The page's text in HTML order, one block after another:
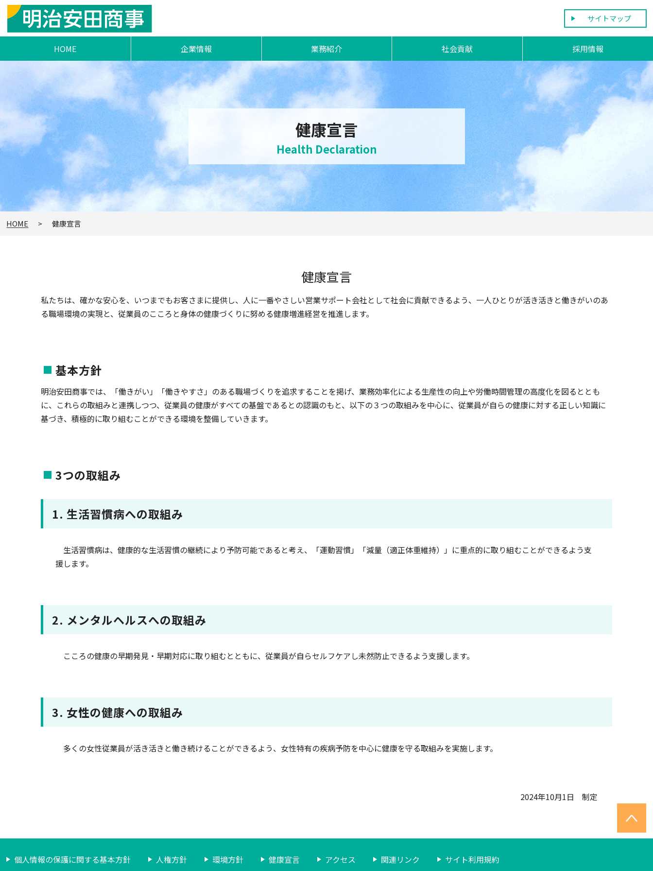
サイトマップ
HOME
企業情報
ご挨拶
明治安田商事フィロソフィー
事業活動とSDGs
業務紹介
斡旋販売業務
印刷コンサルティング業務
イベント業務
品質・リスク管理業務
社会貢献 採用情報
健康宣言
Health Declaration
HOME 健康宣言
健康宣言
私たちは、確かな安心を、いつまでもお客さまに提供し、人に一番やさしい営業サポート会社として社会に貢献できるよう、一人ひとりが活き活きと働きがいのあ
る職場環境の実現と、従業員のこころと身体の健康づくりに努める健康増進経営を推進します。
基本方針
明治安田商事では、「働きがい」「働きやすさ」のある職場づくりを追求することを掲げ、業務効率化による生産性の向上や労働時間管理の高度化を図るととも
に、これらの取組みと連携しつつ、従業員の健康がすべての基盤であるとの認識のもと、以下の３つの取組みを中心に、従業員が自らの健康に対する正しい知識に
基づき、積極的に取り組むことができる環境を整備していきます。
3つの取組み
1. 生活習慣病への取組み
生活習慣病は、健康的な生活習慣の継続により予防可能であると考え、「運動習慣」「減量（適正体重維持）」に重点的に取り組むことができるよう支
援します。
2. メンタルヘルスへの取組み
こころの健康の早期発見・早期対応に取り組むとともに、従業員が自らセルフケアし未然防止できるよう支援します。
3. 女性の健康への取組み
多くの女性従業員が活き活きと働き続けることができるよう、女性特有の疾病予防を中心に健康を守る取組みを実施します。
2024年10月1日 制定
個人情報の保護に関する基本方針 人権方針 環境方針 健康宣言 アクセス 関連リンク サイト利用規約